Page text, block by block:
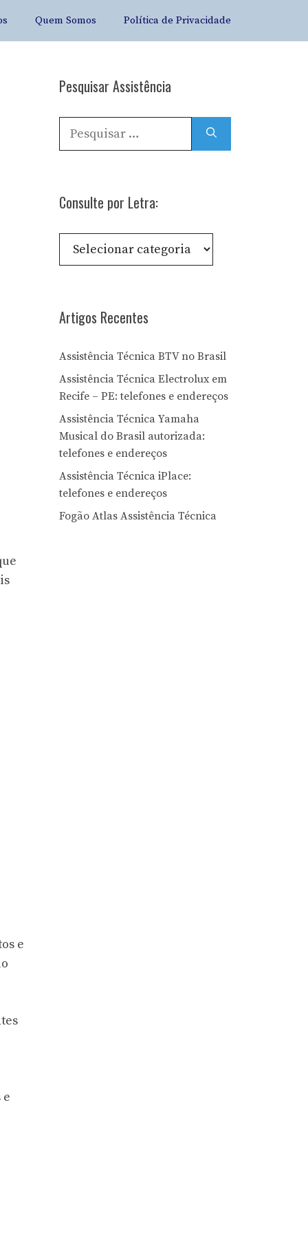
Quem Somos Política de Privacidade
e
Pesquisar Assistência
Pesquisar
por:
Consulte por Letra:
Consulte
Artigos Recentes
Assistência Técnica BTV no Brasil
Assistência Técnica Electrolux em
Recife – PE: telefones e endereços
Assistência Técnica Yamaha
Musical do Brasil autorizada:
telefones e endereços
Assistência Técnica iPlace:
telefones e endereços
Fogão Atlas Assistência Técnica